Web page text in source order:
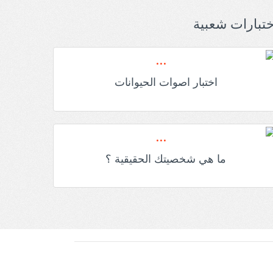
شعبية
اختبار اصوات الحيوانات
ما هي شخصيتك الحقيقية ؟